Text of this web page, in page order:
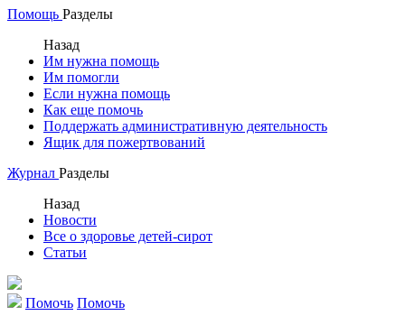
Помощь Разделы
Назад
Им нужна помощь
Им помогли
Если нужна помощь
Как еще помочь
Поддержать административную деятельность
Ящик для пожертвований
Журнал Разделы
Назад
Новости
Все о здоровье детей-сирот
Статьи
Помочь Помочь